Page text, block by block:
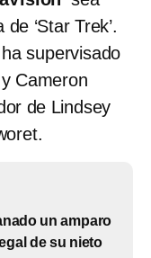
‘Star Trek’.
supervisado
Cameron
de Lindsey
un amparo
de su nieto